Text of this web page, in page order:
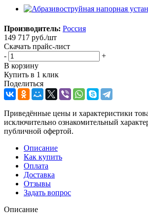
Производитель: Россия
149 717 руб./шт
Скачать прайс-лист
-
+
В корзину
Купить в 1 клик
Поделиться
Приведённые цены и характеристики
исключительно ознакомительный
публичной офертой.
Описание
Как купить
Оплата
Доставка
Отзывы
Задать вопрос
Описание